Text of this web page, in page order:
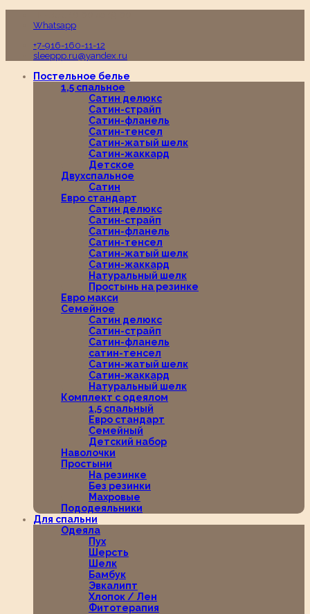
Whatsapp
+7-916-160-11-12
sleeppp.ru@yandex.ru
Постельное белье
1,5 спальное
Сатин делюкс
Сатин-страйп
Сатин-фланель
Сатин-тенсел
Сатин-жатый шелк
Сатин-жаккард
Детское
Двухспальное
Сатин
Евро стандарт
Сатин делюкс
Сатин-страйп
Сатин-фланель
Сатин-тенсел
Сатин-жатый шелк
Сатин-жаккард
Натуральный шелк
Простынь на резинке
Евро макси
Семейное
Сатин делюкс
Сатин-страйп
Сатин-фланель
сатин-тенсел
Сатин-жатый шелк
Сатин-жаккард
Натуральный шелк
Комплект с одеялом
1,5 спальный
Евро стандарт
Семейный
Детский набор
Наволочки
Простыни
На резинке
Без резинки
Махровые
Пододеяльники
Для спальни
Одеяла
Пух
Шерсть
Шелк
Бамбук
Эвкалипт
Хлопок / Лен
Фитотерапия